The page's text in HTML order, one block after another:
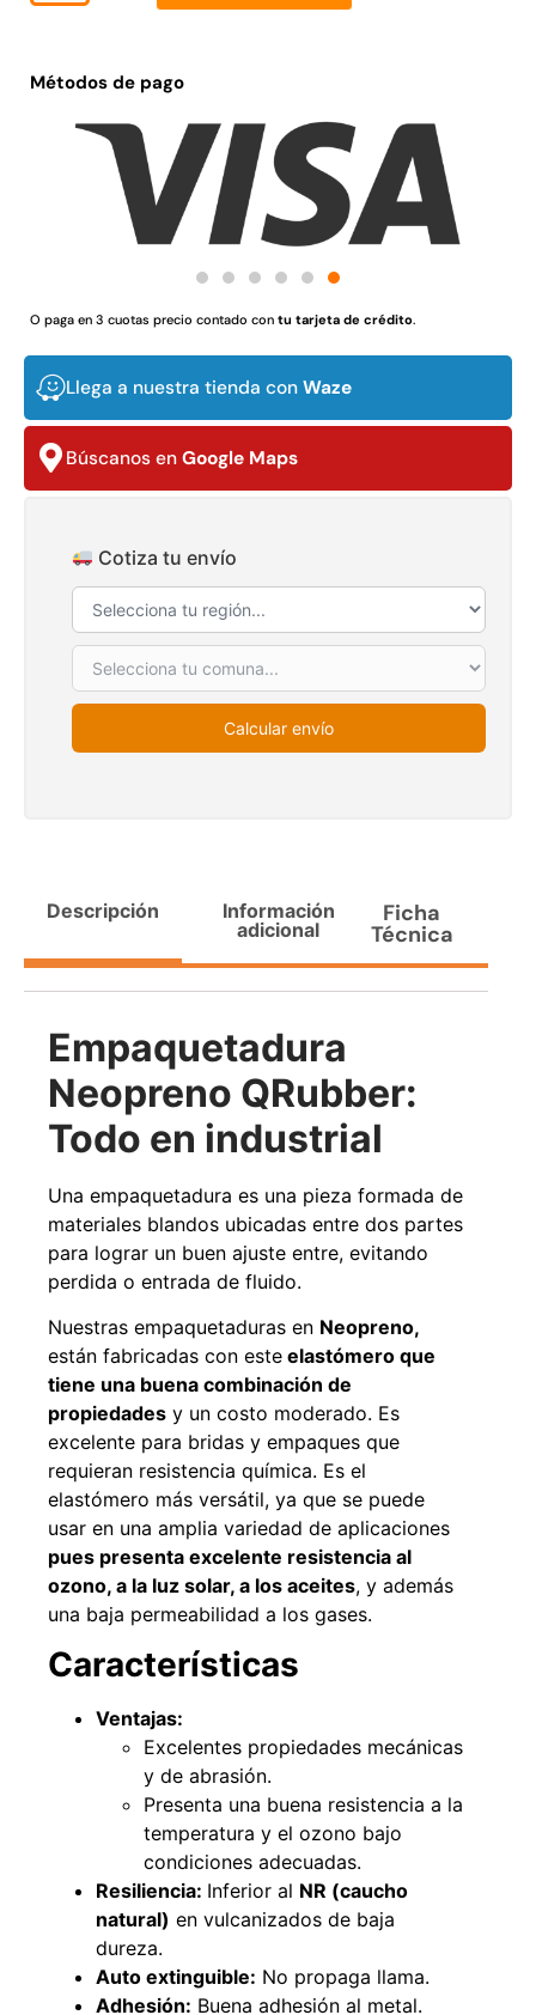
Métodos de pago
O paga en 3 cuotas precio contado con tu tarjeta de crédito.
Llega a nuestra tienda con Waze
Búscanos en Google Maps
Cotiza tu envío
Calcular envío
Descripción
Información
adicional
Ficha
Técnica
Empaquetadura
Neopreno QRubber:
Todo en industrial
Una empaquetadura es una pieza formada de
materiales blandos ubicadas entre dos partes
para lograr un buen ajuste entre, evitando
perdida o entrada de fluido.
Nuestras empaquetaduras en Neopreno,
están fabricadas con este elastómero que
tiene una buena combinación de
propiedades y un costo moderado. Es
excelente para bridas y empaques que
requieran resistencia química. Es el
elastómero más versátil, ya que se puede
usar en una amplia variedad de aplicaciones
pues presenta excelente resistencia al
ozono, a la luz solar, a los aceites, y además
una baja permeabilidad a los gases.
Características
Ventajas:
Excelentes propiedades mecánicas
y de abrasión.
Presenta una buena resistencia a la
temperatura y el ozono bajo
condiciones adecuadas.
Resiliencia: Inferior al NR (caucho
natural) en vulcanizados de baja
dureza.
Auto extinguible: No propaga llama.
Adhesión: Buena adhesión al metal.
37%
$5.987.128
$3.790.990
densidad 35mm Rollo
4,57*30,48mts
$2.892.120
Leer más
30%
$1.990.000
Agregar al carrito
Leer más
Importado USA: Paradise
densidad 42mm Rollo
4,57*15,24mts
$1.427.544
Leer más
ajustable Capacidad 1tn Lev.
$1.875.535
$1.167.990
Agregar al carrito
49%
Pasto sintético ornamental
Importado USA: Summer
densidad 35mm Rollo
4,57*30,48mts
$2.002.243
$1.021.490
Leer más
22%
Empaquetadura 1/4" 6.4mm
hypalon sin tela 3 MPA
$1.192.666
Agregar al carrito